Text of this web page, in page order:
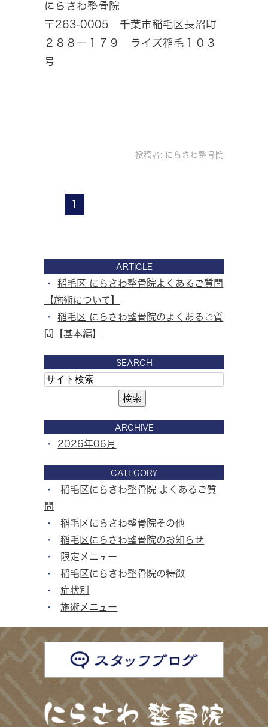
にらさわ整骨院
〒263-0005 千葉市稲毛区長沼町
２８８ー１７９ ライズ稲毛１０３
号
投稿者: にらさわ整骨院
1
ARTICLE
稲毛区 にらさわ整骨院よくあるご質問
【施術について】
稲毛区 にらさわ整骨院のよくあるご質
問【基本編】
SEARCH
ARCHIVE
2026年06月
CATEGORY
稲毛区にらさわ整骨院 よくあるご質
問
稲毛区にらさわ整骨院その他
稲毛区にらさわ整骨院のお知らせ
限定メニュー
稲毛区にらさわ整骨院の特徴
症状別
施術メニュー